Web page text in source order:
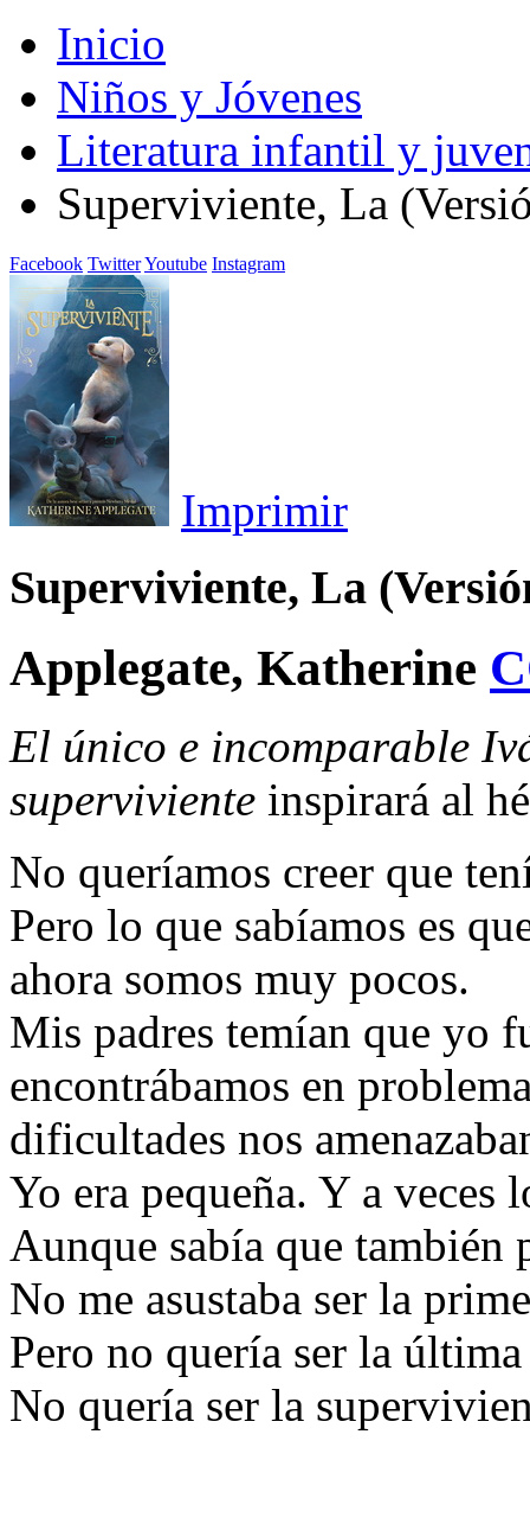
Inicio
Niños y Jóvenes
Literatura infantil y
Superviviente, La
Facebook TwitterYoutube Instagram
Imprimir
Superviviente, La
Applegate, Katherine
El único e incomparable
superviviente inspirará al
No queríamos creer que
Pero lo que sabíamos es
ahora somos muy pocos.
Mis padres temían que yo
encontrábamos en
dificultades nos
Yo era pequeña. Y a veces
Aunque sabía que también
No me asustaba ser la
Pero no quería ser la
No quería ser la